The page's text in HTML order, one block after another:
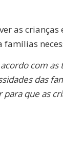
as crianças
com
das
que as